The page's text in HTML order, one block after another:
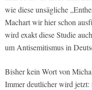
wie diese unsägliche
Machart wir hier schon
wird exakt diese Studie
um Antisemitismus in
Bisher kein Wort von
Immer deutlicher wird jetzt: